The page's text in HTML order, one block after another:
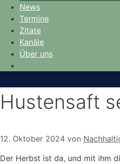
News
Termine
Zitate
Kanäle
Über uns
Hustensaft
12. Oktober 2024 von
Der Herbst ist da, und mit ihm